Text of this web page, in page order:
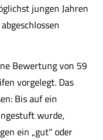
jungen Jahren
Bewertung von 59
vorgelegt. Das
Bis auf ein
wurde,
ein „gut" oder